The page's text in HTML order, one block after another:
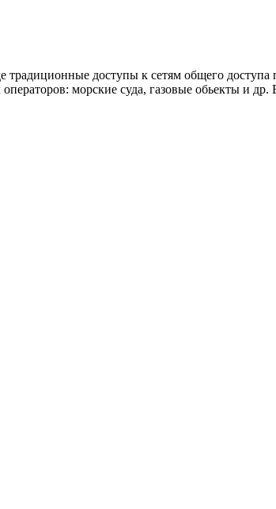
традиционные доступы к сетям общего
морские суда, газовые обьекты и др.